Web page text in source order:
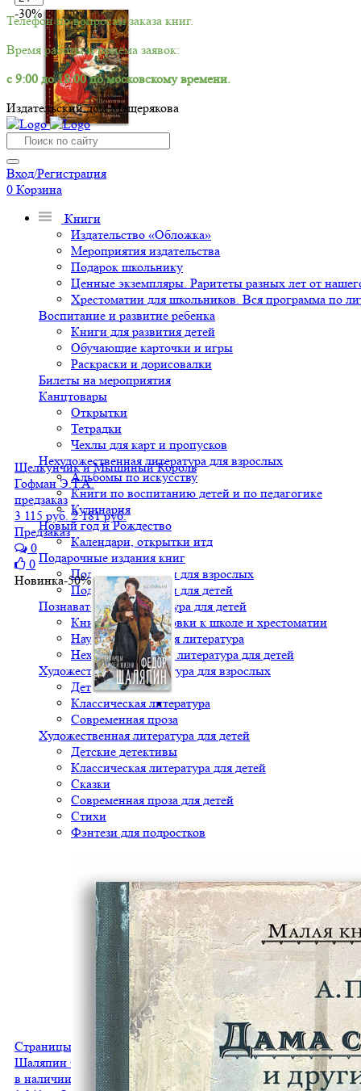
Телефон по вопросам заказа книг.
Время работы и приёма заявок:
с 9:00 до 18:00 по московскому времени.
Издательский дом Мещерякова
Вход/Регистрация
0 Корзина
Книги
Издательство «Обложка»
Мероприятия издательства
Подарок школьнику
Ценные экземпляры. Раритеты разных лет от
Хрестоматии для школьников. Вся программа по
Воспитание и развитие ребенка
Книги для развития детей
Обучающие карточки и игры
Раскраски и дорисовалки
Билеты на мероприятия
Канцтовары
Открытки
Тетрадки
Чехлы для карт и пропусков
Нехудожественная литература для взрослых
Альбомы по искусству
Книги по воспитанию детей и по педагогике
Кулинария
Новый год и Рождество
Календари, открытки итд
Подарочные издания книг
Подарочные книги для взрослых
Подарочные книги для детей
Познавательная литература для детей
Книги для подготовки к школе и хрестоматии
Научно-популярная литература
Нехудожественная литература для детей
Художественная литература для взрослых
Детективы
Классическая литература
Современная проза
Художественная литература для детей
Детские детективы
Классическая литература для детей
Сказки
Современная проза для детей
Стихи
Фэнтези для подростков
-30%
Щелкунчик и Мышиный Король
Гофман Э.Т.А.
предзаказ
3 115 руб. 2 181 руб.
Предзаказ
0
0
Новинка-50%
Страницы из моей жизни. Маска и душа. Воспоминания
Шаляпин Ф.И.
в наличии